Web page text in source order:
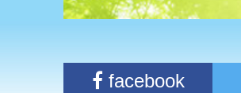
facebook